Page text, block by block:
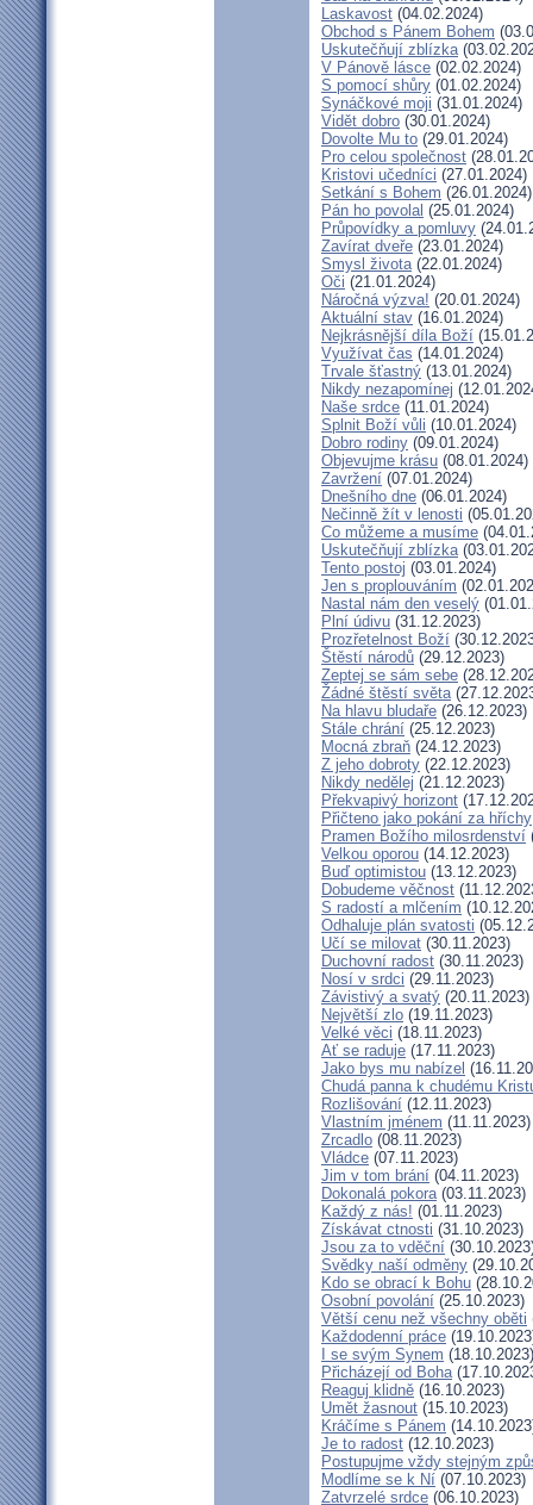
Laskavost (04.02.2024)
Obchod s Pánem Bohem
Uskutečňují zblízka
V Pánově lásce (02.02.2024)
S pomocí shůry (01.02.2024)
Synáčkové moji (31.01.2024)
Vidět dobro (30.01.2024)
Dovolte Mu to (29.01.2024)
Pro celou společnost
Kristovi učedníci (27.01.2024)
Setkání s Bohem (26.01.2024)
Pán ho povolal (25.01.2024)
Průpovídky a pomluvy
Zavírat dveře (23.01.2024)
Smysl života(22.01.2024)
Oči (21.01.2024)
Náročná výzva! (20.01.2024)
Aktuální stav (16.01.2024)
Nejkrásnější díla Boží
Využívat čas (14.01.2024)
Trvale šťastný (13.01.2024)
Nikdy nezapomínej
Naše srdce (11.01.2024)
Splnit Boží vůli (10.01.2024)
Dobro rodiny (09.01.2024)
Objevujme krásu (08.01.2024)
Zavržení (07.01.2024)
Dnešního dne (06.01.2024)
Nečinně žít v lenosti
Co můžeme a musíme
Uskutečňují zblízka
Tento postoj (03.01.2024)
Jen s proplouváním
Nastal nám den veselý
Plní údivu (31.12.2023)
Prozřetelnost Boží
Štěstí národů (29.12.2023)
Zeptej se sám sebe
Žádné štěstí světa
Na hlavu bludaře (26.12.2023)
Stále chrání (25.12.2023)
Mocná zbraň (24.12.2023)
Z jeho dobroty (22.12.2023)
Nikdy nedělej (21.12.2023)
Překvapivý horizont
Přičteno jako pokání za hříchy
Pramen Božího milosrdenství
Velkou oporou (14.12.2023)
Buď optimistou (13.12.2023)
Dobudeme věčnost
S radostí a mlčením
Odhaluje plán svatosti
Učí se milovat (30.11.2023)
Duchovní radost (30.11.2023)
Nosí v srdci (29.11.2023)
Závistivý a svatý (20.11.2023)
Největší zlo (19.11.2023)
Velké věci (18.11.2023)
Ať se raduje (17.11.2023)
Jako bys mu nabízel
Chudá panna k chudému
Rozlišování (12.11.2023)
Vlastním jménem (11.11.2023)
Zrcadlo (08.11.2023)
Vládce (07.11.2023)
Jim v tom brání (04.11.2023)
Dokonalá pokora(03.11.2023)
Každý z nás! (01.11.2023)
Získávat ctnosti (31.10.2023)
Jsou za to vděční
Svědky naší odměny
Kdo se obrací k Bohu
Osobní povolání (25.10.2023)
Větší cenu než všechny oběti
Každodenní práce
I se svým Synem (18.10.2023)
Přicházejí od Boha
Reaguj klidně (16.10.2023)
Umět žasnout (15.10.2023)
Kráčíme s Pánem
Je to radost (12.10.2023)
Postupujme vždy stejným
Modlíme se k Ní (07.10.2023)
Zatvrzelé srdce (06.10.2023)